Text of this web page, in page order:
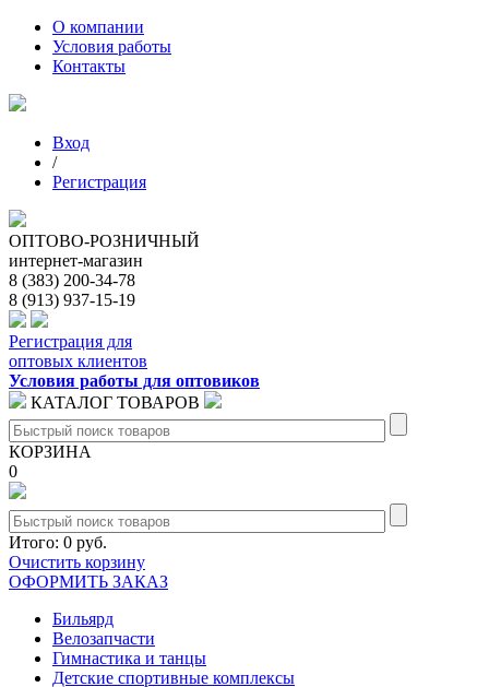
О компании
Условия работы
Контакты
Вход
/
Регистрация
ОПТОВО-РОЗНИЧНЫЙ
интернет-магазин
8 (383) 200-34-78
8 (913) 937-15-19
Регистрация для
оптовых клиентов
Условия работы для оптовиков
КАТАЛОГ ТОВАРОВ
КОРЗИНА
0
Итого: 0 руб.
Очистить корзину
ОФОРМИТЬ ЗАКАЗ
Бильярд
Велозапчасти
Гимнастика и танцы
Детские спортивные комплексы